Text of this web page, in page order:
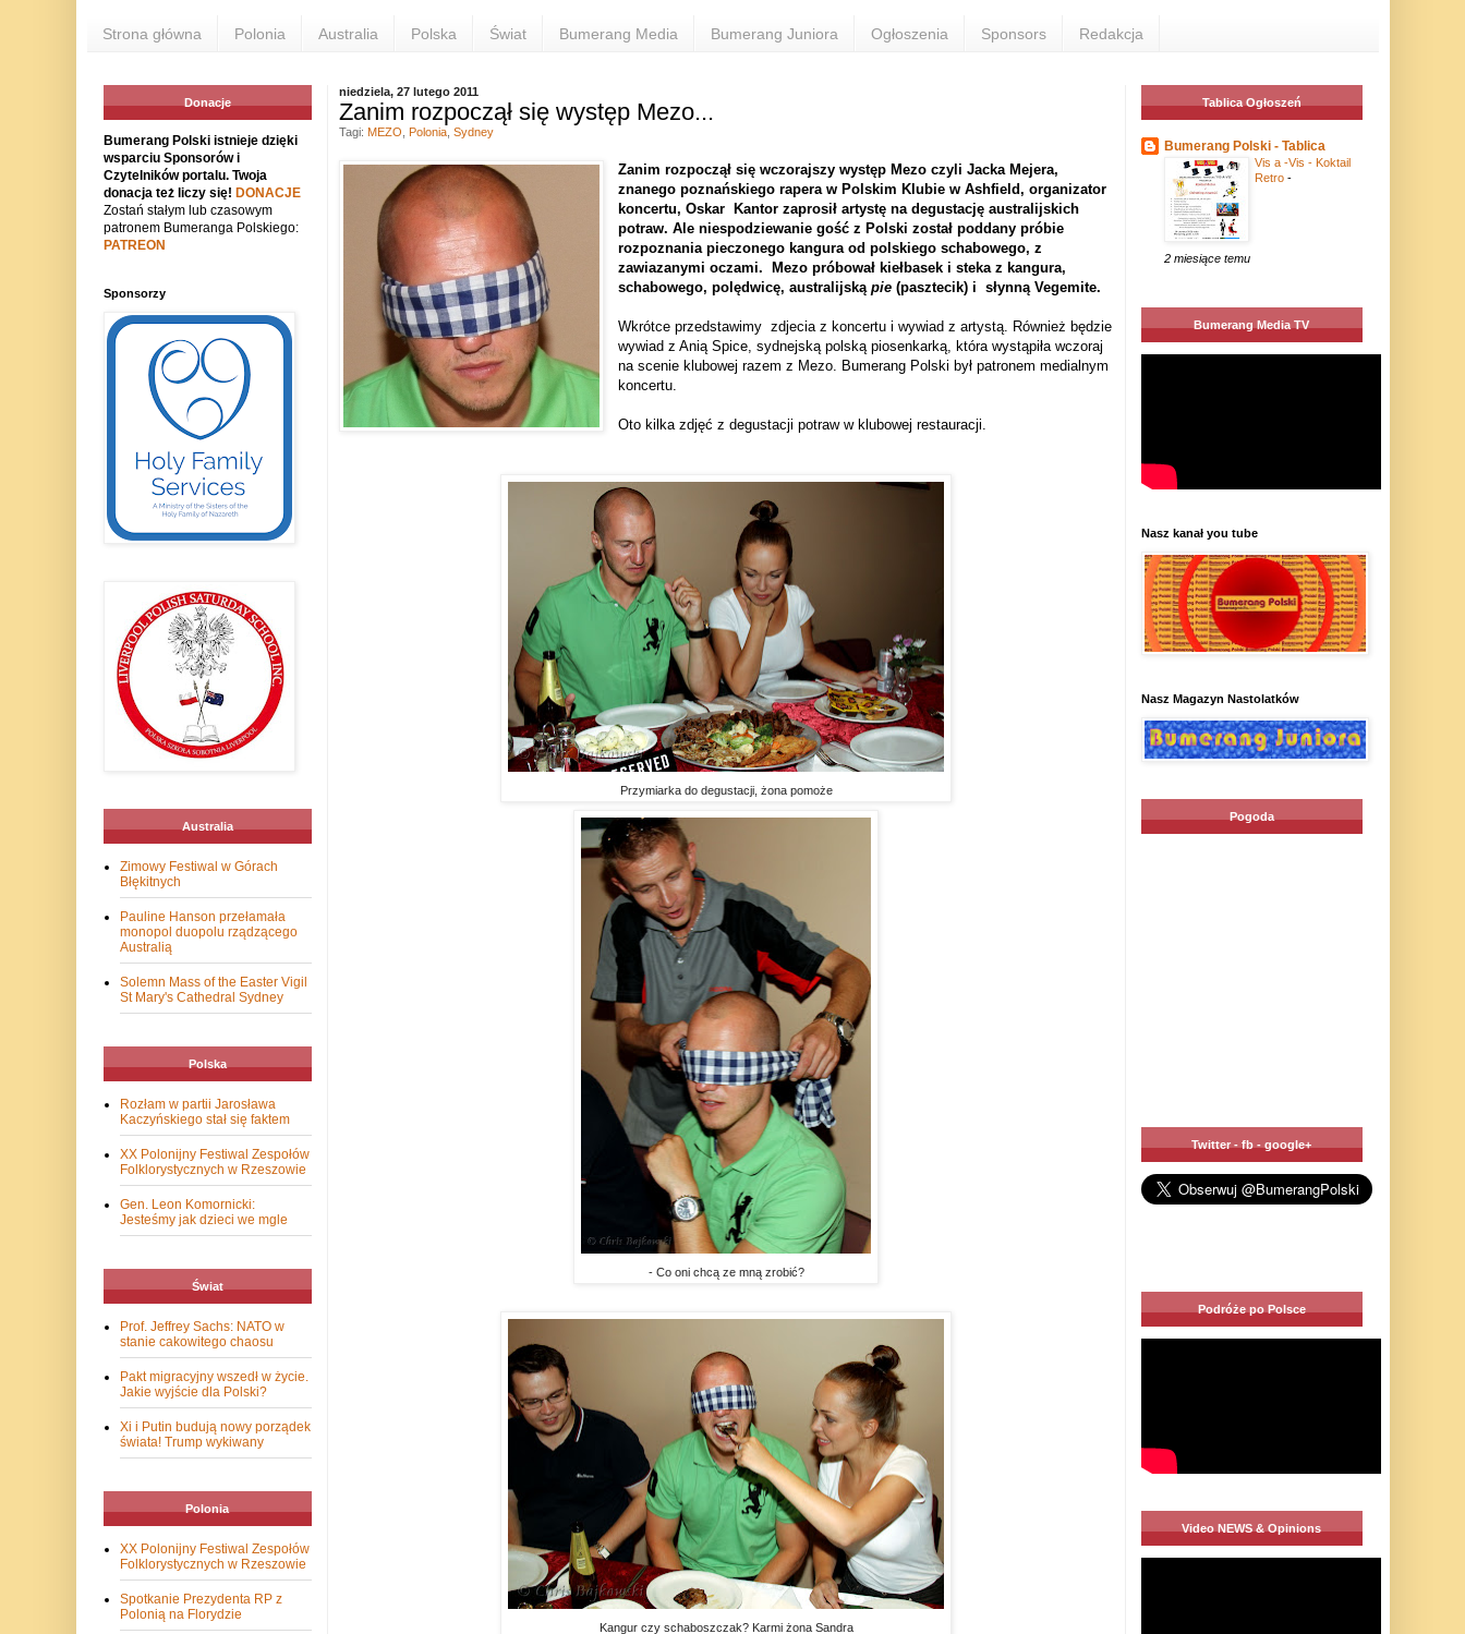
Strona główna Polonia Australia Polska Świat Bumerang Media Bumerang Juniora Ogłoszenia Sponsors Redakcja
niedziela, 27 lutego 2011
Zanim rozpoczął się występ Mezo...
Zanim rozpoczął się wczorajszy występ Mezo czyli Jacka Mejera,
znanego poznańskiego rapera w Polskim Klubie w Ashfield, organizator
koncertu, Oskar Kantor zaprosił artystę na degustację australijskich
potraw. Ale niespodziewanie gość z Polski został poddany próbie
rozpoznania pieczonego kangura od polskiego schabowego, z
zawiazanymi oczami. Mezo próbował kiełbasek i steka z kangura,
schabowego, polędwicę, australijską pie(pasztecik) i słynną Vegemite.
Wkrótce przedstawimy zdjecia z koncertu i wywiad z artystą. Również będzie
wywiad z Anią Spice, sydnejską polską piosenkarką, która wystąpiła wczoraj
na scenie klubowej razem z Mezo. Bumerang Polski był patronem medialnym
koncertu.
Oto kilka zdjęć z degustacji potraw w klubowej restauracji.
Przymiarka do degustacji, żona pomoże
- Co oni chcą ze mną zrobić?
Kangur czy schaboszczak? Karmi żona Sandra
Tagi: MEZO Polonia, Sydney
Donacje
Bumerang Polski istnieje dzięki
wsparciu Sponsorów i
Czytelników portalu. Twoja
donacja też liczy się! DONACJE
Zostań stałym lub czasowym
patronem Bumeranga Polskiego:
PATREON
Sponsorzy
Australia
Zimowy Festiwal w Górach
Błękitnych
Pauline Hanson przełamała
monopol duopolu rządzącego
Australią
Solemn Mass of the Easter Vigil
St Mary's Cathedral Sydney
Polska
Rozłam w partii Jarosława
Kaczyńskiego stał się faktem
XX Polonijny Festiwal Zespołów
Folklorystycznych w Rzeszowie
Gen. Leon Komornicki:
Jesteśmy jak dzieci we mgle
Świat
Prof. Jeffrey Sachs: NATO w
stanie cakowitego chaosu
Pakt migracyjny wszedł w życie.
Jakie wyjście dla Polski?
Xi i Putin budują nowy porządek
świata! Trump wykiwany
Polonia
XX Polonijny Festiwal Zespołów
Folklorystycznych w Rzeszowie
Spotkanie Prezydenta RP z
Polonią na Florydzie
Tablica Ogłoszeń
Bumerang Polski - Tablica
Vis a -Vis - Koktail
Retro -
2 miesiące temu
Bumerang Media TV
Nasz kanał you tube
Nasz Magazyn Nastolatków
Pogoda
Twitter - fb - google+
Podróże po Polsce
Video NEWS & Opinions